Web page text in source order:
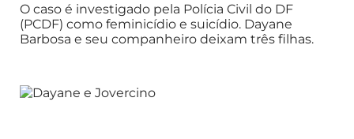
O caso é investigado pela Polícia Civil do DF
(PCDF) como feminicídio e suicídio. Dayane
Barbosa e seu companheiro deixam três filhas.